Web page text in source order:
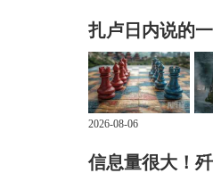
扎卢日内说的
2026-08-06
信息量很大！